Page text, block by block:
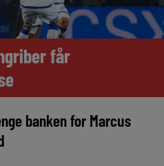
får
banken for Marcus